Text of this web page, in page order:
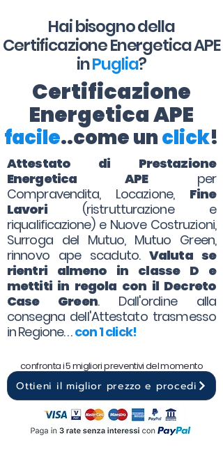
Hai bisogno della
Certificazione Energetica APE
inPuglia?
Certificazione
Energetica APE
facile..come unclick!
Attestato di Prestazione
Energetica APEper
Compravendita, Locazione, Fine
Lavori(ristrutturazione e
riqualificazione) e Nuove Costruzioni,
Surroga del Mutuo, Mutuo Green,
rinnovo ape scaduto.Valuta se
rientri almeno in classe D e
mettiti in regola con il Decreto
Case Green. Dall'ordine alla
consegna dell'Attestato trasmesso
in Regione. . .con 1 click!
confronta i 5 migliori preventivi del momento
Ottieni il miglior prezzo e procedi